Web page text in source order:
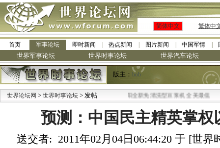
简体中文 繁体中
首页 军事论坛 即时新闻 热点新闻 图片新闻 中国军情
世界军事论坛 世界时事论坛 世界汽车论坛
版主： bob
世界论坛网 > 世界时事论坛 > 发帖
·九阳全新免清洗型豆浆机 全美最低
预测：中国民主精英掌
送交者: 2011年02月04日06:44:20 于 [世